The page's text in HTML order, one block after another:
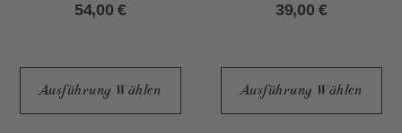
54,00€
Ausführung Wählen
39,00€
Ausführung Wählen